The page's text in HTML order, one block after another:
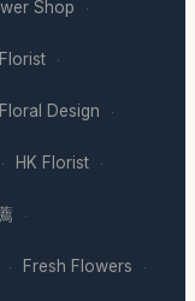
Shop ·
·
Floral Design ·
· HK Florist ·
·
· Fresh Flowers ·